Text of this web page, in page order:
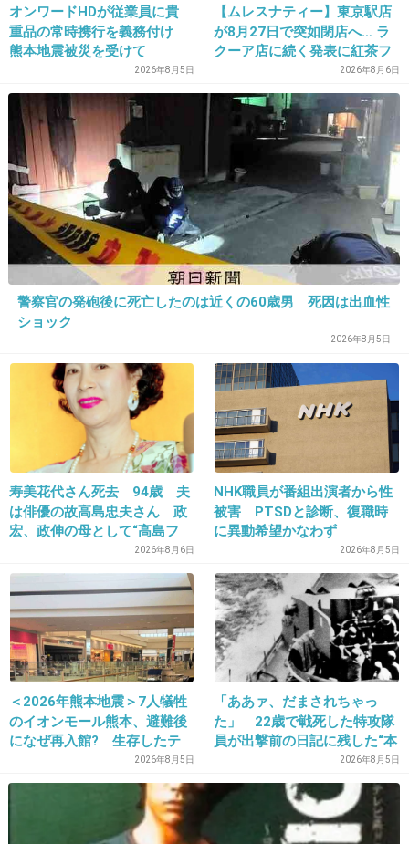
残りは２くらいじゃないかな
そんなにこだわりない
最低限で生きてます
+2 -1
19. 匿名2024/06/29(土) 10:19:05
美容院代を考えたら普通はヘアケアなんだろうけど、デパ
コス沼にハマってしまってからコスメ代が圧倒的
だがここ最近はスキンケアに移ろうかと思いつつ、白髪が
出てくる前に多毛な自分の髪を寄付したいなあと考え出
し、髪伸ばしていてどうせ人にあげるなら綺麗な髪を渡し
たいと思い、つげ櫛買ったりシャンプー良いのにしたり
+6 -0
2024/06/29(土) 10:19:57
>>1
その顔文字5ちゃんから来たヤツじゃねぇか
+5
21. 匿名2024/06/29(土) 10:20:01
ヘアケア…8
スキンケア…6
服…3
ネイル…0
普段も質素になってしまう
+2 -0
オンワードHDが従業員に貴
重品の常時携行を義務付け
熊本地震被災を受けて
2026年8月5日
【ムレスナティー】東京駅店
が8月27日で突如閉店へ… ラ
クーア店に続く発表に紅茶フ
ァンから「またか」「手軽に
買えたのに」と嘆きの声
2026年8月6日
警察官の発砲後に死亡したのは近くの60歳男 死因は出血性
ショック
2026年8月5日
寿美花代さん死去 94歳 夫
は俳優の故高島忠夫さん 政
宏、政伸の母として“高島フ
2026年8月6日
NHK職員が番組出演者から性
被害 PTSDと診断、復職時
に異動希望かなわず
2026年8月5日
＜2026年熊本地震＞7人犠牲
のイオンモール熊本、避難後
になぜ再入館? 生存したテ
ナント従業員ら証言、浮かび
上がる実態
2026年8月5日
「ああァ、だまされちゃっ
た」 22歳で戦死した特攻隊
員が出撃前の日記に残した“本
2026年8月5日